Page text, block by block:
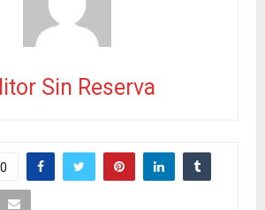
Sin Reserva
0